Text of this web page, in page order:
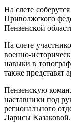
На слете
Приволжского
Пензенской
На слете
военно-
навыки в
также представят
Пензенскую
наставники под
регионального
Ларисы Казаковой.